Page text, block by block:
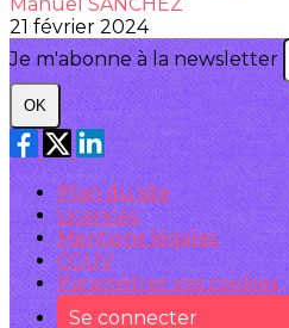
Manuel SANCHEZ
21 février 2024
Je m'abonne à la newsletter
OK
Plan du site
Licences
Mentions légales
CGUV
Paramétrer vos cookies
Se connecter